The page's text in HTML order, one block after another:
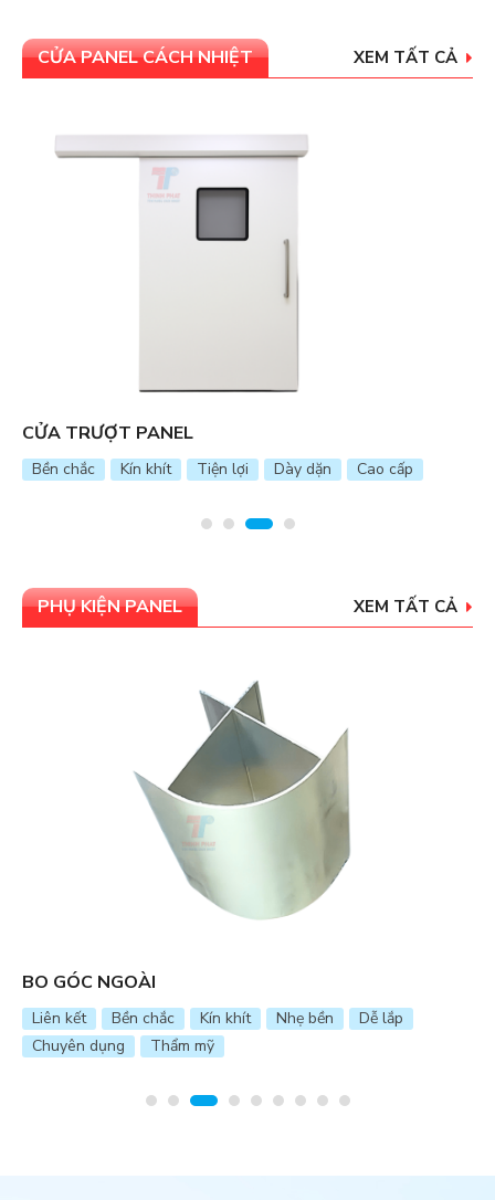
CỬA PANEL CÁCH NHIỆT XEM TẤT CẢ
Cao cấp
CỬA KHO LẠNH
Giữ lạnh Cao cấp Bền bỉ
PHỤ KIỆN PANEL XEM TẤT CẢ
bền Dễ lắp Liên kết Kín khít Tiện lợi